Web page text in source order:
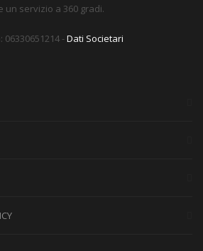
servizio a 360 gradi.
06330651214 -Dati Societari